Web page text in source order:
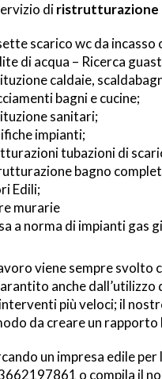
diristrutturazione
scarico wc da incasso
di acqua – Ricerca
caldaie,
bagni e cucine;
sanitari;
impianti;
tubazioni di
bagno
Edili;
murarie
a norma di impianti gas
viene sempre svolto
anche
più veloci; il
da creare un
un impresa edile
o compila il